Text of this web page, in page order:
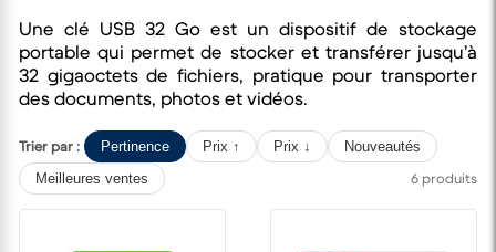
Une clé USB 32 Go est un dispositif de stockage
portable qui permet de stocker et transférer jusqu’à
32 gigaoctets de fichiers, pratique pour transporter
des documents, photos et vidéos.
Trier par : Pertinence Prix ↑ Prix ↓
Nouveautés
Meilleures ventes
6 produits